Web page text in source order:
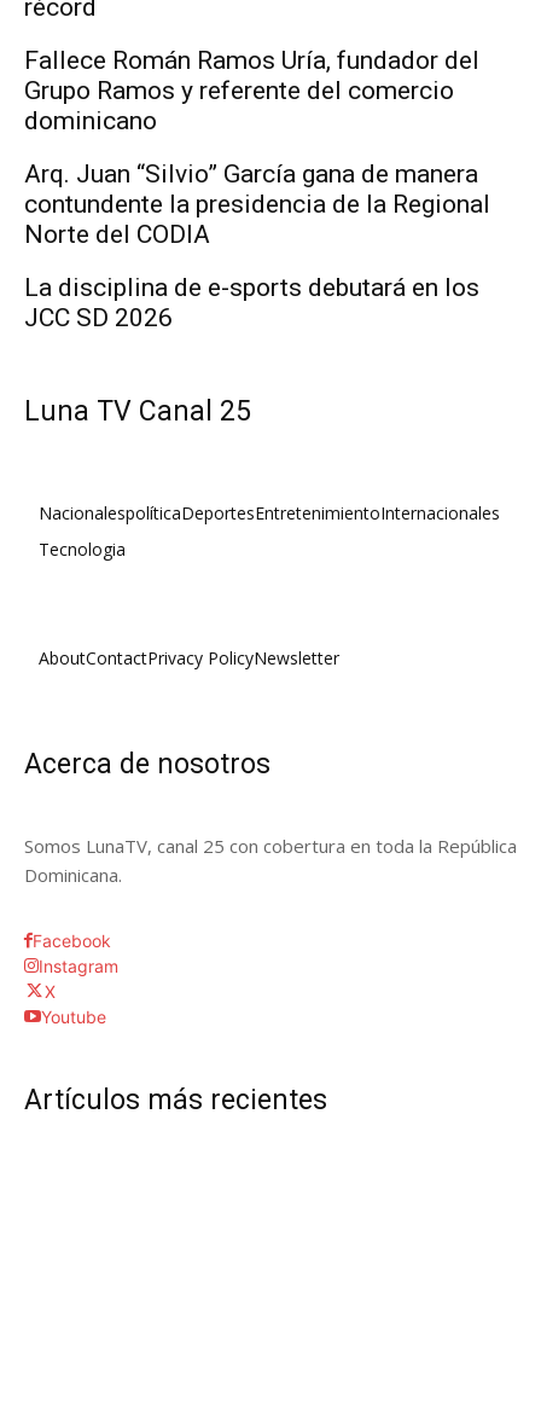
récord
Fallece Román Ramos Uría, fundador del
Grupo Ramos y referente del comercio
dominicano
Arq. Juan “Silvio” García gana de manera
contundente la presidencia de la Regional
Norte del CODIA
La disciplina de e-sports debutará en los
JCC SD 2026
Luna TV Canal 25
NacionalespolíticaDeportesEntretenimientoInternacionales
Tecnologia
AboutContactPrivacy PolicyNewsletter
Acerca de nosotros
Somos LunaTV, canal 25 con cobertura en toda la República
Dominicana.
Facebook
Instagram
X
Youtube
Artículos más recientes